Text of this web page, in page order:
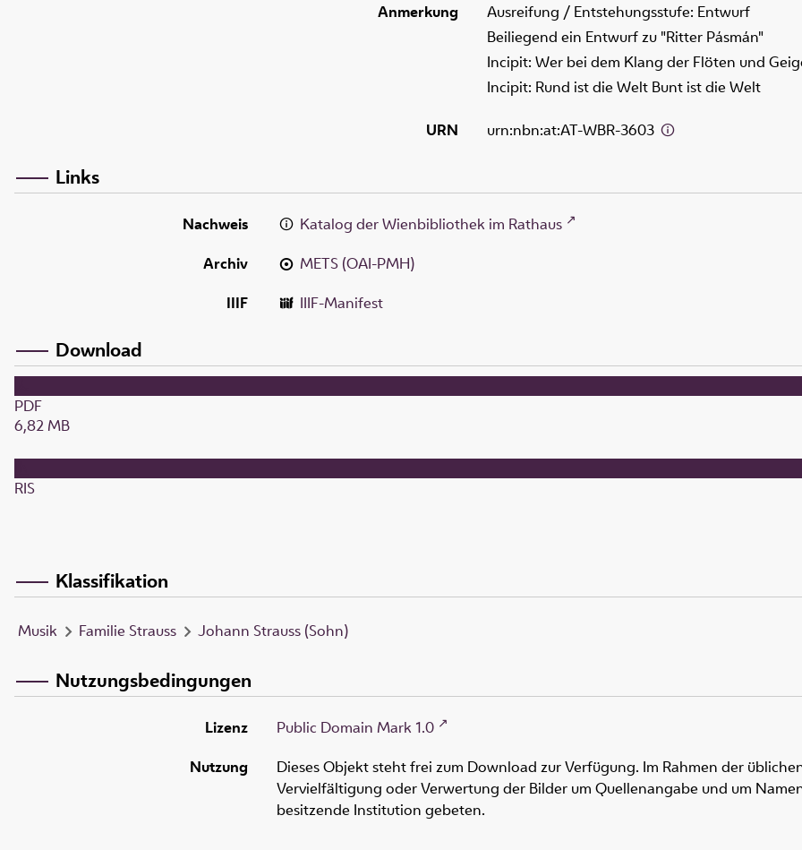
Anmerkung
Ausreifung / Entstehungsstufe: Entwurf
Beiliegend ein Entwurf zu "Ritter Pásmán"
Incipit: Wer bei dem Klang der Flöten und
Incipit: Rund ist die Welt Bunt ist die Welt
URN urn:nbn:at:AT-WBR-3603
Links
Nachweis
Katalog der Wienbibliothek im Rathaus
Archiv
METS (OAI-PMH)
IIIF
IIIF-Manifest
Download
PDF
6,82 MB
RIS
Klassifikation
Musik Familie Strauss Johann Strauss (Sohn)
Nutzungsbedingungen
Lizenz
Public Domain Mark 1.0
Nutzung
Dieses Objekt steht frei zum Download zur Verfügung. Im Rahmen der
Vervielfältigung oder Verwertung der Bilder um Quellenangabe und um
besitzende Institution gebeten.